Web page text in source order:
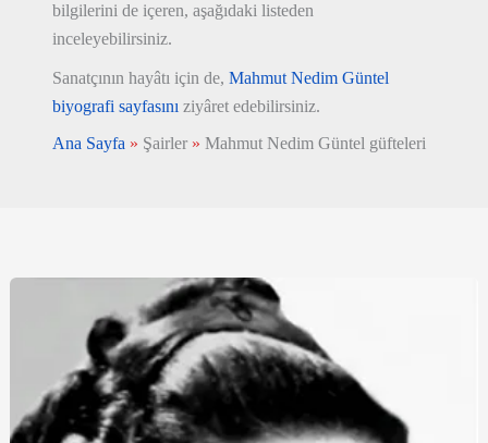
bilgilerini de içeren, aşağıdaki listeden
inceleyebilirsiniz.
Sanatçının hayâtı için de, Mahmut Nedim Güntel
biyografi sayfasını ziyâret edebilirsiniz.
Ana Sayfa » Şairler » Mahmut Nedim Güntel güfteleri